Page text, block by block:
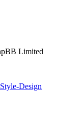
Limited
Design